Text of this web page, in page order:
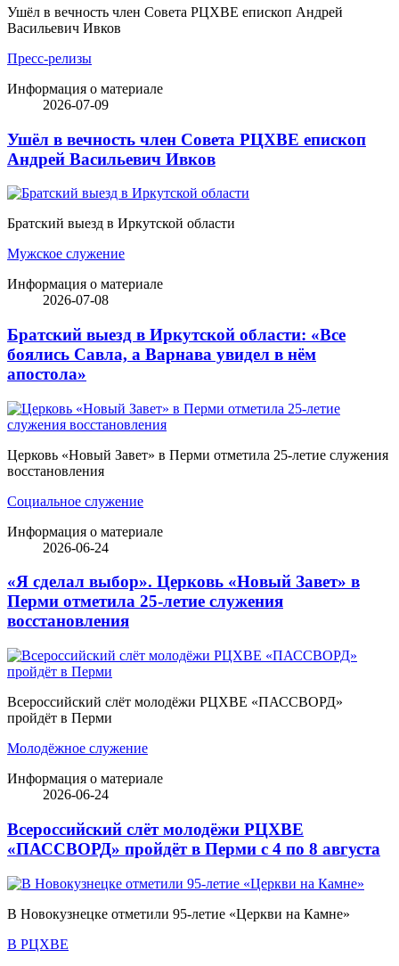
Ушёл в вечность член Совета РЦХВЕ епископ Андрей
Васильевич Ивков
Пресс-релизы
Информация о материале
2026-07-09
Ушёл в вечность член Совета РЦХВЕ епископ
Андрей Васильевич Ивков
Братский выезд в Иркутской области
Мужское служение
Информация о материале
2026-07-08
Братский выезд в Иркутской области: «Все
боялись Савла, а Варнава увидел в нём
апостола»
Церковь «Новый Завет» в Перми отметила 25-летие служения
восстановления
Социальное служение
Информация о материале
2026-06-24
«Я сделал выбор». Церковь «Новый Завет» в
Перми отметила 25-летие служения
восстановления
Всероссийский слёт молодёжи РЦХВЕ «ПАССВОРД»
пройдёт в Перми
Молодёжное служение
Информация о материале
2026-06-24
Всероссийский слёт молодёжи РЦХВЕ
«ПАССВОРД» пройдёт в Перми с 4 по 8 августа
В Новокузнецке отметили 95-летие «Церкви на Камне»
В РЦХВЕ